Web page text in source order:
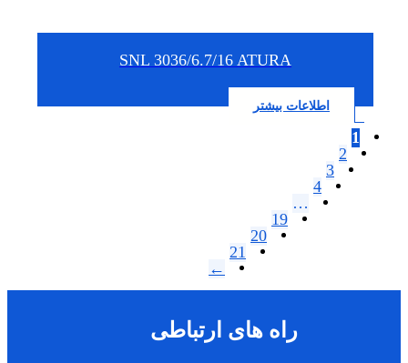
SNL 3036/6.7/16 ATURA
اطلاعات بیشتر
1
2
3
4
…
19
20
21
←
راه های ارتباطی